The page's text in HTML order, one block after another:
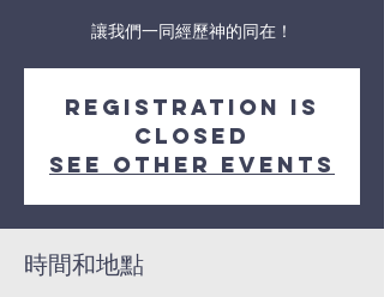
讓我們一同經歷神的同在！
Registration is
closed
See other events
時間和地點